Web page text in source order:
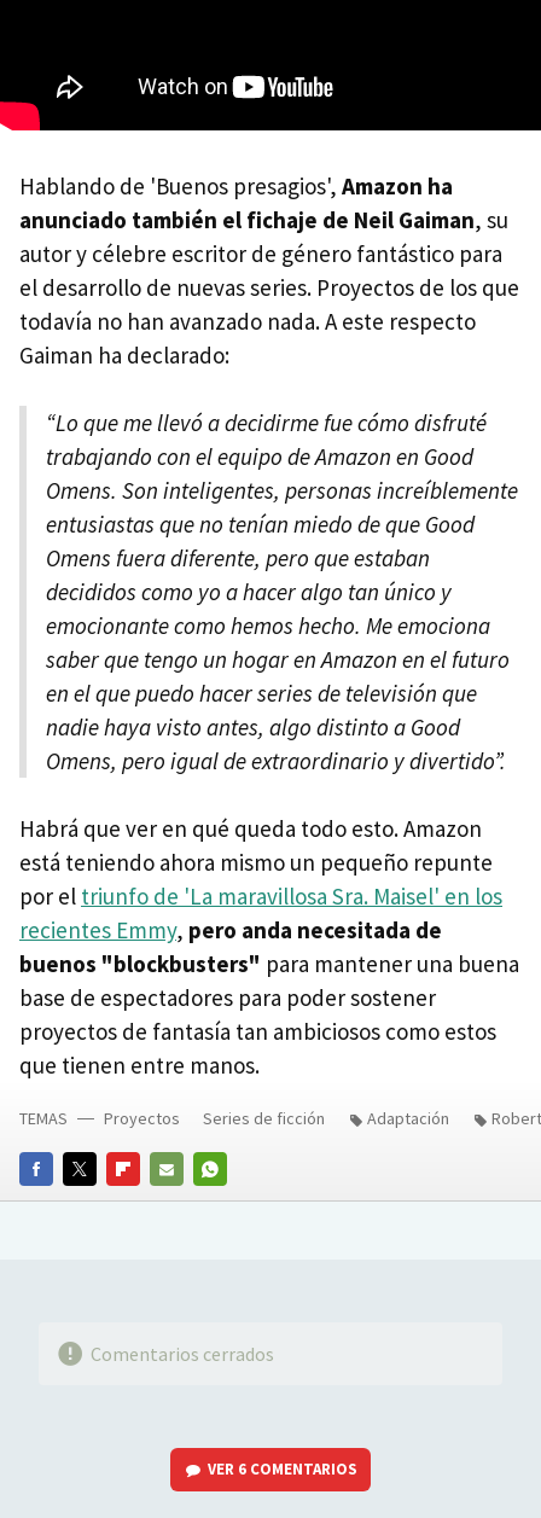
Hablando de 'Buenos presagios', Amazon ha
anunciado también el fichaje de Neil Gaiman, su
autor y célebre escritor de género fantástico para
el desarrollo de nuevas series. Proyectos de los que
todavía no han avanzado nada. A este respecto
Gaiman ha declarado:
“Lo que me llevó a decidirme fue cómo disfruté
trabajando con el equipo de Amazon en Good
Omens. Son inteligentes, personas increíblemente
entusiastas que no tenían miedo de que Good
Omens fuera diferente, pero que estaban
decididos como yo a hacer algo tan único y
emocionante como hemos hecho. Me emociona
saber que tengo un hogar en Amazon en el futuro
en el que puedo hacer series de televisión que
nadie haya visto antes, algo distinto a Good
Omens, pero igual de extraordinario y divertido”.
Habrá que ver en qué queda todo esto. Amazon
está teniendo ahora mismo un pequeño repunte
por el triunfo de 'La maravillosa Sra. Maisel' en los
recientes Emmy, pero anda necesitada de
buenos "blockbusters" para mantener una buena
base de espectadores para poder sostener
proyectos de fantasía tan ambiciosos como estos
que tienen entre manos.
FACEBOOKTWITTERFLIPBOARD
E-
WHATSAPP
TEMAS Proyectos Series de ficción Adaptación
Comentarios cerrados
VER 6 COMENTARIOS